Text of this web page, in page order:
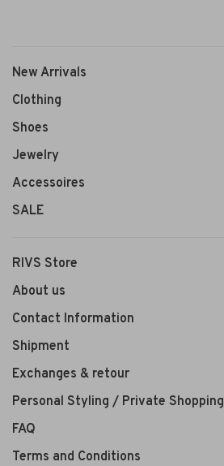
New Arrivals
Clothing
Shoes
Jewelry
Accessoires
SALE
RIVS Store
About us
Contact Information
Shipment
Exchanges & retour
Personal Styling / Private Shopping
FAQ
Terms and Conditions